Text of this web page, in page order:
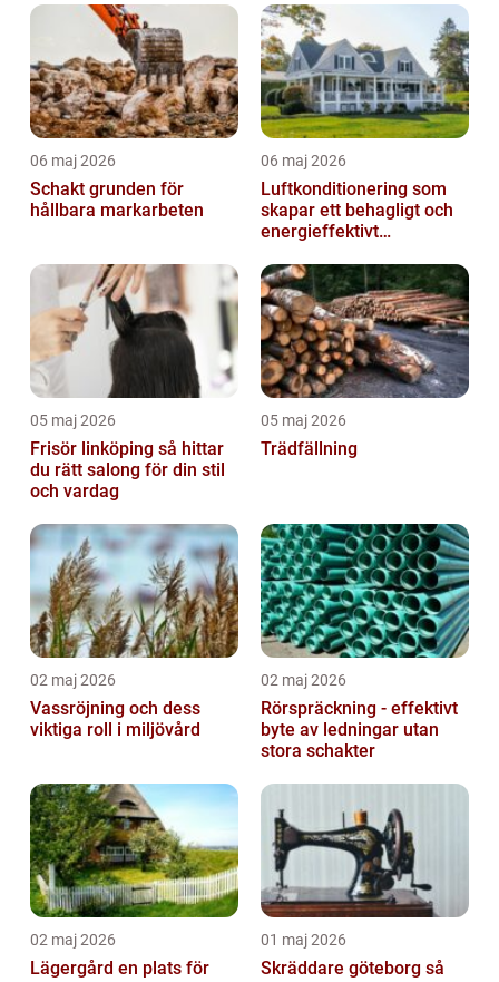
06 maj 2026
Schakt grunden för
hållbara markarbeten
06 maj 2026
Luftkonditionering som
skapar ett behagligt och
energieffektivt
05 maj 2026
Frisör linköping så hittar
du rätt salong för din stil
och vardag
05 maj 2026
Trädfällning
02 maj 2026
Vassröjning och dess
viktiga roll i miljövård
02 maj 2026
Rörspräckning - effektivt
byte av ledningar utan
stora schakter
02 maj 2026
Lägergård en plats för
01 maj 2026
Skräddare göteborg så